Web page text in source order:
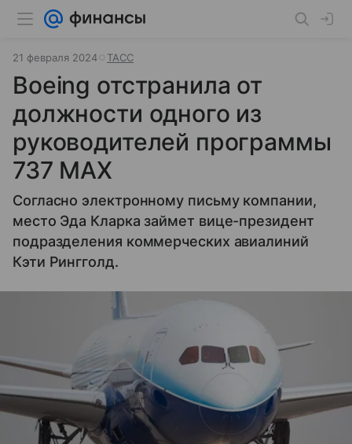
21 февраля 2024 ТАСС
Boeing отстранила от
должности одного из
руководителей программы
737 MAX
Согласно электронному письму компании,
место Эда Кларка займет вице-президент
подразделения коммерческих авиалиний
Кэти Рингголд.